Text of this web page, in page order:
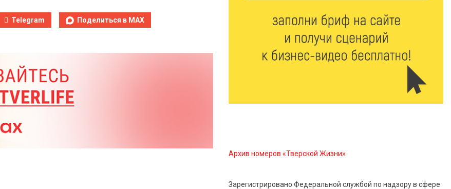
Telegram Поделиться в MAX 5 Авг 2026 18:42 298
Виталий Королев: 58 пространств благоустроят в
Верхневолжье
необычная лекция об истории танцевальной
Завершается обустройство трассы
Тверской области
Архив номеров «Тверской Жизни»
Зарегистрировано Федеральной службой по надзору в сфере